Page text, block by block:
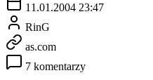
11.01.2004 23:47
RinG
as.com
7 komentarzy